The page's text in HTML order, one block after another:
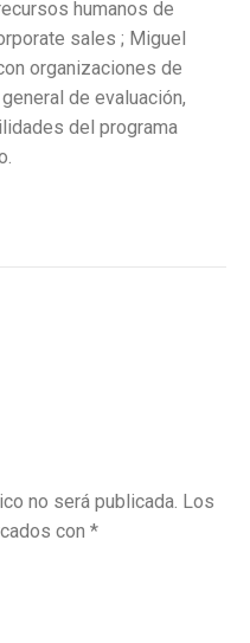
humanos de
sales ; Miguel
organizaciones de
de evaluación,
del programa
no será publicada. Los
con *